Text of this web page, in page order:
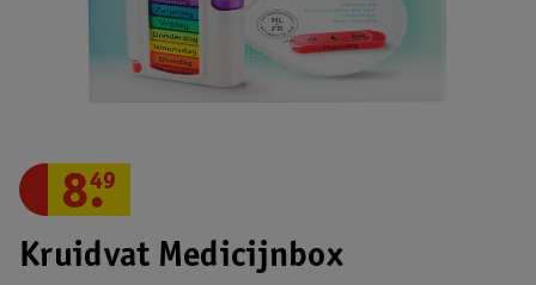
Kruidvat Medicijnbox
8.
49